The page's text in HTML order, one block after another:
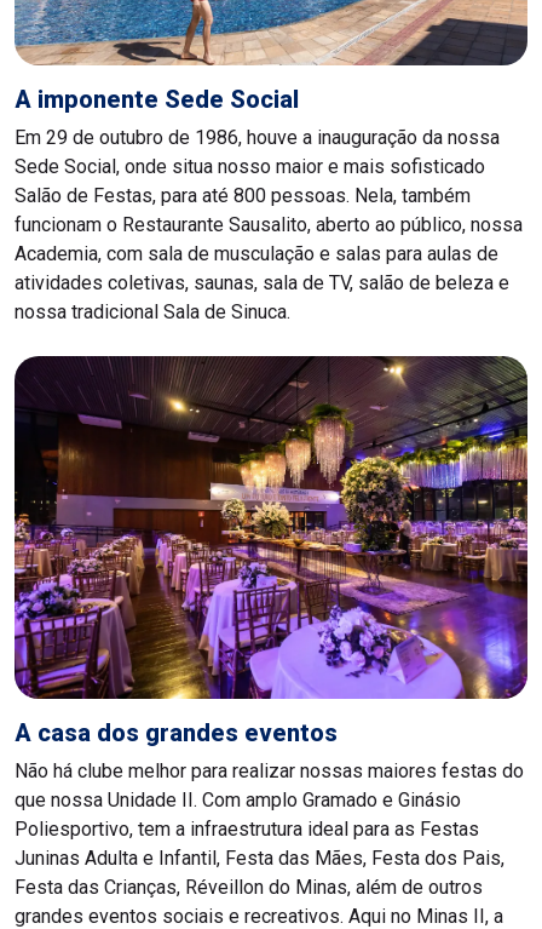
A imponente Sede Social
Em 29 de outubro de 1986, houve a inauguração da nossa
Sede Social, onde situa nosso maior e mais sofisticado
Salão de Festas, para até 800 pessoas. Nela, também
funcionam o Restaurante Sausalito, aberto ao público, nossa
Academia, com sala de musculação e salas para aulas de
atividades coletivas, saunas, sala de TV, salão de beleza e
nossa tradicional Sala de Sinuca.
A casa dos grandes eventos
Não há clube melhor para realizar nossas maiores festas do
que nossa Unidade II. Com amplo Gramado e Ginásio
Poliesportivo, tem a infraestrutura ideal para as Festas
Juninas Adulta e Infantil, Festa das Mães, Festa dos Pais,
Festa das Crianças, Réveillon do Minas, além de outros
grandes eventos sociais e recreativos. Aqui no Minas II, a